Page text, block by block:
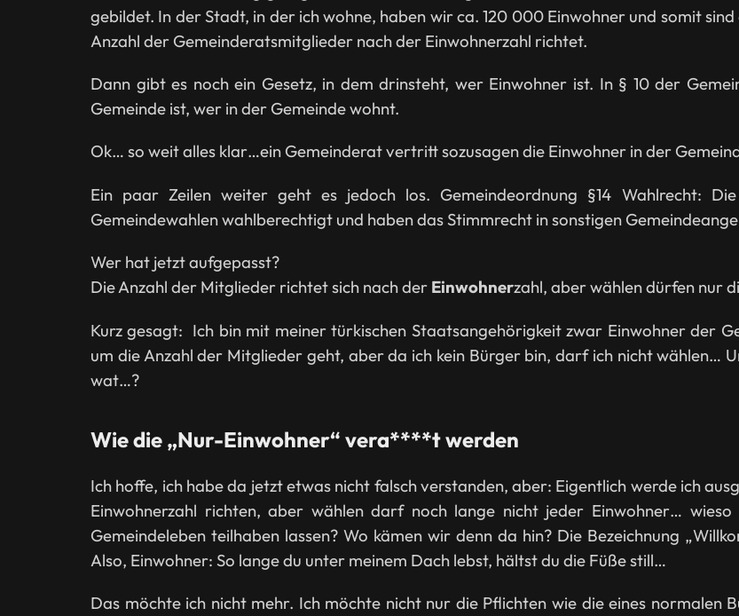
gebildet. In der Stadt, in der ich wohne, haben wir ca. 120 000 Einwohner und somit
Anzahl der Gemeinderatsmitglieder nach der Einwohnerzahl richtet.
Dann gibt es noch ein Gesetz, in dem drinsteht, wer Einwohner ist. In § 10 der
Gemeinde ist, wer in der Gemeinde wohnt.
Ok… so weit alles klar…ein Gemeinderat vertritt sozusagen die Einwohner in der
Ein paar Zeilen weiter geht es jedoch los. Gemeindeordnung §14 Wahlrecht:
Gemeindewahlen wahlberechtigt und haben das Stimmrecht in sonstigen
Wer hat jetzt aufgepasst?
Die Anzahl der Mitglieder richtet sich nach der Einwohnerzahl, aber wählen dürfen nur
Kurz gesagt: Ich bin mit meiner türkischen Staatsangehörigkeit zwar Einwohner der
um die Anzahl der Mitglieder geht, aber da ich kein Bürger bin, darf ich nicht wählen…
wat…?
Wie die „Nur-Einwohner“ vera****t werden
Ich hoffe, ich habe da jetzt etwas nicht falsch verstanden, aber: Eigentlich werde ich
Einwohnerzahl richten, aber wählen darf noch lange nicht jeder Einwohner…
Gemeindeleben teilhaben lassen? Wo kämen wir denn da hin? Die Bezeichnung
Also, Einwohner: So lange du unter meinem Dach lebst, hältst du die Füße still…
Das möchte ich nicht mehr. Ich möchte nicht nur die Pflichten wie die eines normalen